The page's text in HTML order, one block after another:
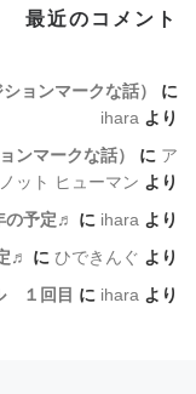
最近のコメント
ションマークな話）
に
ihara より
ンマークな話） に ア
ット ヒューマン より
の予定♬
に ihara より
♬
に ひできんぐ より
１回目 に ihara より